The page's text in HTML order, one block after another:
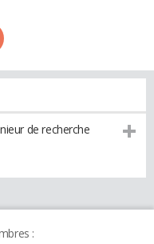
de recherche
: